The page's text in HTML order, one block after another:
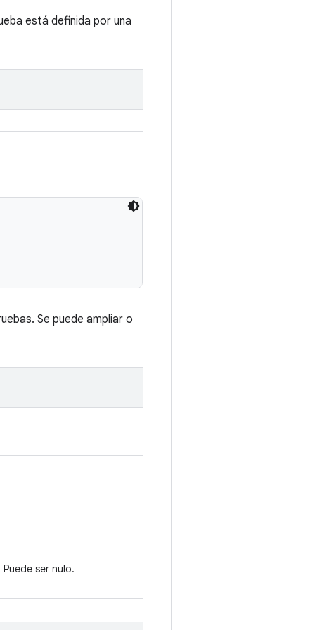
está definida por una
Se puede ampliar o
ser nulo.